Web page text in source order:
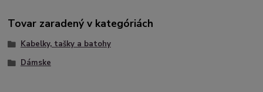
Tovar zaradený v kategóriách
Kabelky, tašky a batohy
Dámske